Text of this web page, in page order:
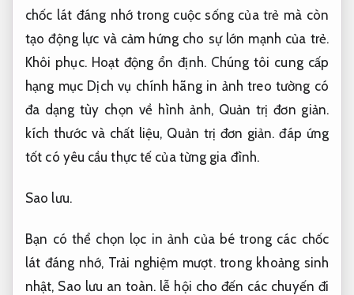
chốc lát đáng nhớ trong cuộc sống của trẻ mà còn
tạo động lực và cảm hứng cho sự lớn mạnh của trẻ.
Khôi phục. Hoạt động ổn định.Chúng tôi cung cấp
hạng mục Dịch vụ chính hãng in ảnh treo tường có
đa dạng tùy chọn về hình ảnh, Quản trị đơn giản.
kích thước và chất liệu, Quản trị đơn giản. đáp ứng
tốt có yêu cầu thực tế của từng gia đình.
Sao lưu.
Bạn có thể chọn lọc in ảnh của bé trong các chốc
lát đáng nhớ, Trải nghiệm mượt.trong khoảng sinh
nhật, Sao lưu an toàn. lễ hội cho đến các chuyến đi